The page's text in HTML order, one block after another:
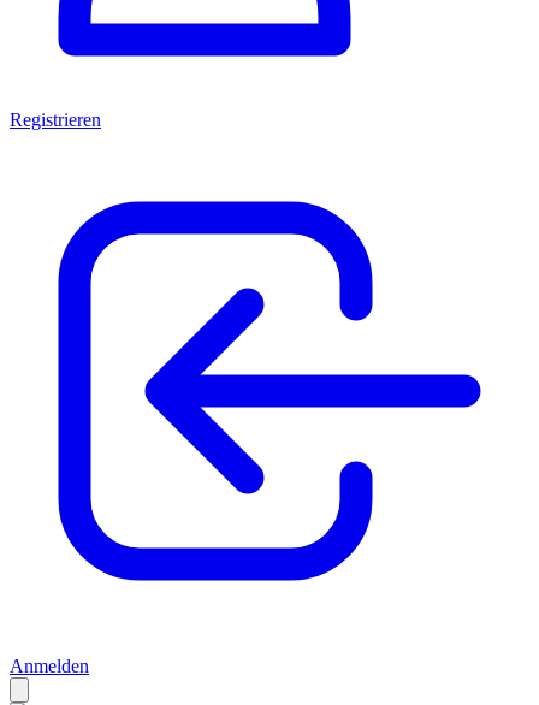
Registrieren
Anmelden